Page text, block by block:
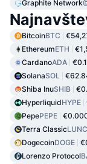
Graphite Network
BitcoinBTC
EthereumETH
CardanoADA
SolanaSOL
Shiba InuSHIB
HyperliquidHYPE
PepePEPE
Terra ClassicLUNC
DogecoinDOGE
Lorenzo Protocol